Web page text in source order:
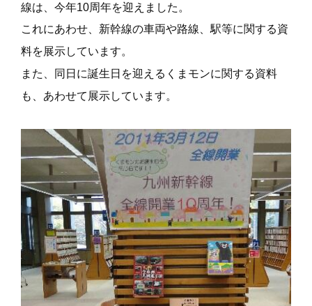
線は、今年10周年を迎えました。
これにあわせ、新幹線の車両や路線、駅等に関する資
料を展示しています。
また、同日に誕生日を迎えるくまモンに関する資料
も、あわせて展示しています。